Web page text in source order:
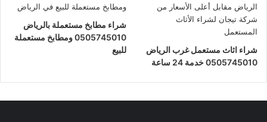
شراء اثاث مستعمل غرب الرياض
0505745010 خدمة 24 ساعة
شراء مطابخ مستعملة بالرياض
0505745010 ومطابخ مستعملة
للبيع